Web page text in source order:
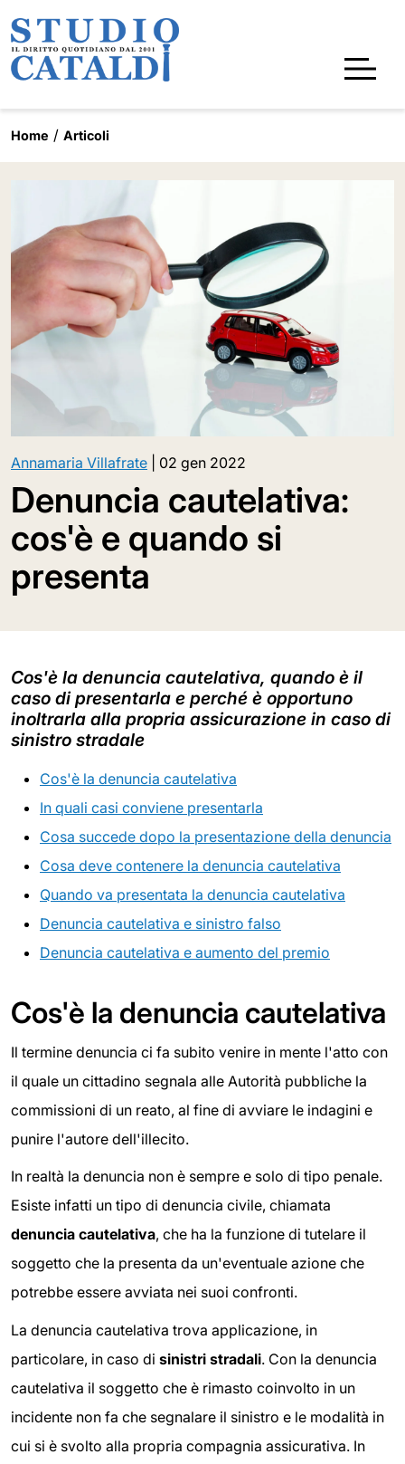
Home Articoli
Annamaria Villafrate 02 gen 2022
Denuncia cautelativa:
cos'è e quando si
presenta
Cos'è la denuncia cautelativa, quando è il
caso di presentarla e perché è opportuno
inoltrarla alla propria assicurazione in caso di
sinistro stradale
Cos'è la denuncia cautelativa
In quali casi conviene presentarla
Cosa succede dopo la presentazione della denuncia
Cosa deve contenere la denuncia cautelativa
Quando va presentata la denuncia cautelativa
Denuncia cautelativa e sinistro falso
Denuncia cautelativa e aumento del premio
Cos'è la denuncia cautelativa
Il termine denuncia ci fa subito venire in mente l'atto con
il quale un cittadino segnala alle Autorità pubbliche la
commissioni di un reato, al fine di avviare le indagini e
punire l'autore dell'illecito.
In realtà la denuncia non è sempre e solo di tipo penale.
Esiste infatti un tipo di denuncia civile, chiamata
denuncia cautelativa, che ha la funzione di tutelare il
soggetto che la presenta da un'eventuale azione che
potrebbe essere avviata nei suoi confronti.
La denuncia cautelativa trova applicazione, in
particolare, in caso di sinistri stradali. Con la denuncia
cautelativa il soggetto che è rimasto coinvolto in un
incidente non fa che segnalare il sinistro e le modalità in
cui si è svolto alla propria compagnia assicurativa. In